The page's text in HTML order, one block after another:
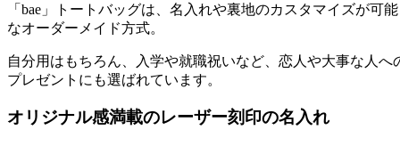
「bae」トートバッグは、名入れや裏地のカスタマイズが可能
なオーダーメイド方式。
自分用はもちろん、入学や就職祝いなど、恋人や大事な人へ
プレゼントにも選ばれています。
オリジナル感満載のレーザー刻印の名入れ